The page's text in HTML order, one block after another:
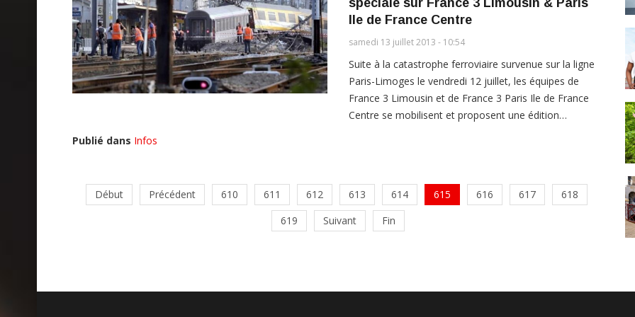
spéciale sur France 3 Limousin & Paris
Ile de France Centre
samedi 13 juillet 2013 - 10:54
Suite à la catastrophe ferroviaire survenue sur la ligne
Paris-Limoges le vendredi 12 juillet, les équipes de
France 3 Limousin et de France 3 Paris Ile de France
Centre se mobilisent et proposent une édition…
Publié dans Infos
Début Précédent 610 611 612 613 614 615 616 617
618
619
Suivant Fin